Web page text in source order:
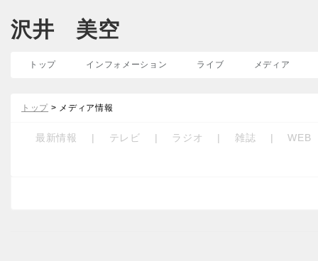
沢井 美空
トップ インフォメーション ライブ メディア
トップ > メディア情報
最新情報 | テレビ | ラジオ | 雑誌 | WEB